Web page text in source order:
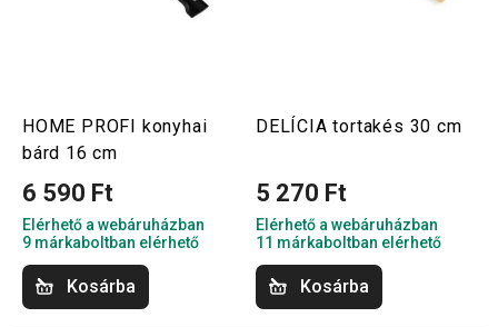
HOME PROFI konyhai
bárd 16 cm
6 590 Ft
Elérhető a webáruházban
9 márkaboltban elérhető
Kosárba
DELÍCIA tortakés 30 cm
5 270 Ft
Elérhető a webáruházban
11 márkaboltban elérhető
Kosárba